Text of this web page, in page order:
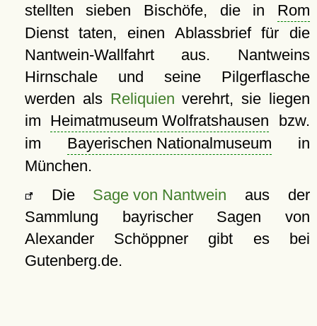
stellten sieben Bischöfe, die in Rom
Dienst taten, einen Ablassbrief für die
Nantwein-Wallfahrt aus. Nantweins
Hirnschale und seine Pilgerflasche
werden als Reliquien verehrt, sie liegen
im Heimatmuseum Wolfratshausen bzw.
im Bayerischen Nationalmuseum in
München.
Die Sage von Nantwein aus der
Sammlung bayrischer Sagen von
Alexander Schöppner gibt es bei
Gutenberg.de.